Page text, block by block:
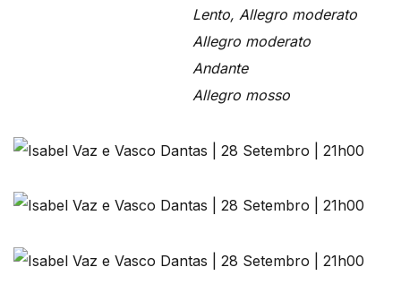
Lento, Allegro moderato
Allegro moderato
Andante
Allegro mosso